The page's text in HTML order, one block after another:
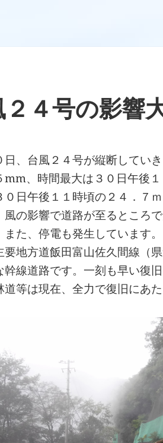
２４号の影響
日、台風２４号が縦断してい
mm、時間最大は３０日午後
０日午後１１時頃の２４．７
風の影響で道路が至るところ
また、停電も発生しています。
要地方道飯田富山佐久間線（
幹線道路です。一刻も早い復
道等は現在、全力で復旧にあ